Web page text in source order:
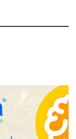
autónomo